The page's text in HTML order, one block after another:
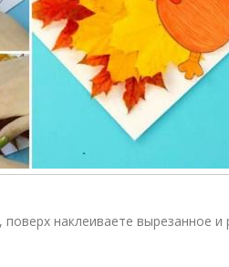
поверх наклеиваете вырезанное